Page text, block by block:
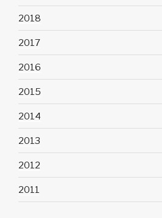
2018
2017
2016
2015
2014
2013
2012
2011